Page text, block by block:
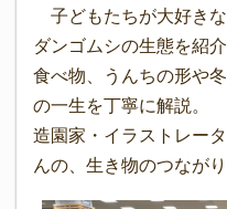
子どもたちが大好き
ダンゴムシの生態を紹
食べ物、うんちの形や
の一生を丁寧に解説。
造園家・イラストレー
んの、生き物のつなが